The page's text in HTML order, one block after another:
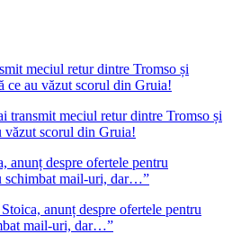
transmit meciul retur dintre Tromso și
văzut scorul din Gruia!
anunț despre ofertele pentru
mail-uri, dar…”